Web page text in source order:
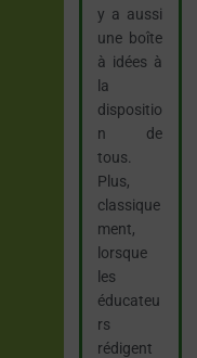
y a aussi
une boîte
à idées à
la
dispositio
n de
tous.
Plus,
classique
ment,
lorsque
les
éducateu
rs
rédigent